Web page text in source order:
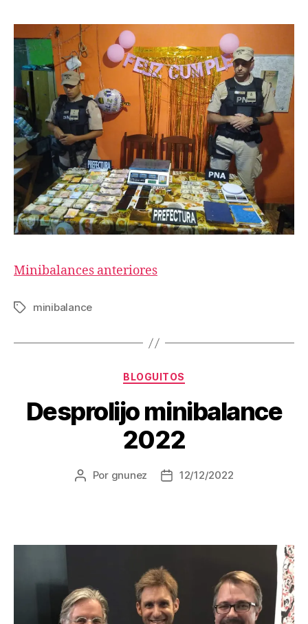
Minibalances anteriores
Etiquetas
minibalance
Categorías
BLOGUITOS
Desprolijo minibalance
2022
Autor
Por gnunez
Fecha12/12/2022